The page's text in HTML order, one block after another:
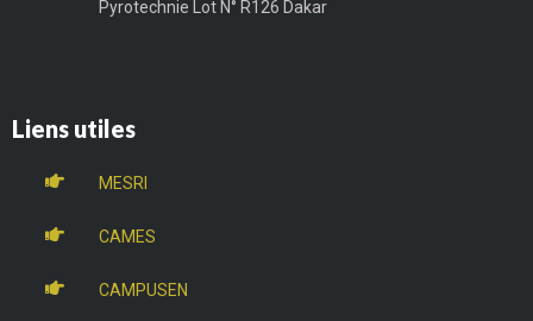
Pyrotechnie Lot N° R126 Dakar
Liens utiles
MESRI
CAMES
CAMPUSEN